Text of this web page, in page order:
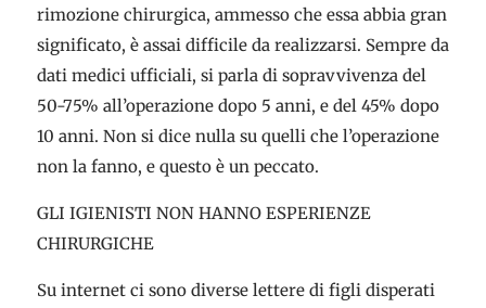
rimozione chirurgica, ammesso che essa abbia gran
significato, è assai difficile da realizzarsi. Sempre da
dati medici ufficiali, si parla di sopravvivenza del
50-75% all’operazione dopo 5 anni, e del 45% dopo
10 anni. Non si dice nulla su quelli che l’operazione
non la fanno, e questo è un peccato.
GLI IGIENISTI NON HANNO ESPERIENZE
CHIRURGICHE
Su internet ci sono diverse lettere di figli disperati